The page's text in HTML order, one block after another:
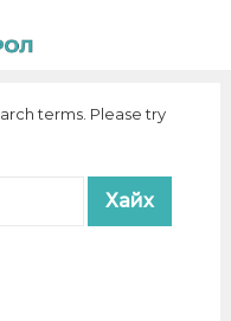
terms. Please try